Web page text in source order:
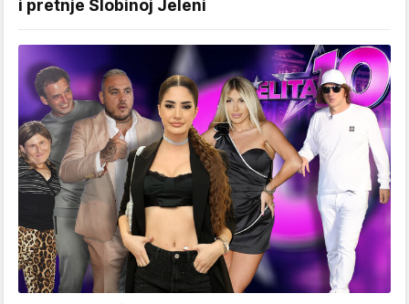
i pretnje Slobinoj Jeleni